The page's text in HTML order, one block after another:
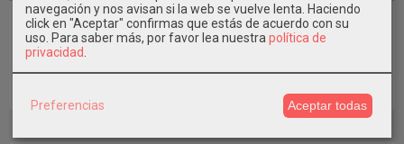
Camiseta interactiva niña manga...
navegación y nos avisan si la web se vuelve lenta. Haciendo
click en "Aceptar" confirmas que estás de acuerdo con su
uso. Para saber más, por favor lea nuestra política de
privacidad
Preferencias Aceptar todas